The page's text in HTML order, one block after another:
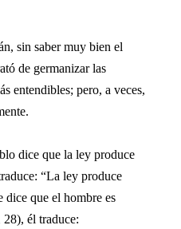
sin saber muy bien el
de germanizar las
entendibles; pero, a veces,
dice que la ley produce
“La ley produce
dice que el hombre es
él traduce: